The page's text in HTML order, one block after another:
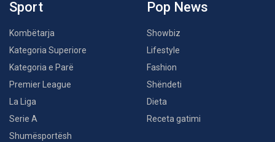
Sport
Kombëtarja
Kategoria Superiore
Kategoria e Parë
Premier League
La Liga
Serie A
Shumësportësh
Pop News
Showbiz
Lifestyle
Fashion
Shëndeti
Dieta
Receta gatimi